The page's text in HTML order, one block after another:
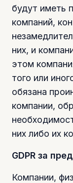
будут иметь
компаний,
них, и
этом
того или
обязана
компании,
них либо их
GDPR за
Компании,